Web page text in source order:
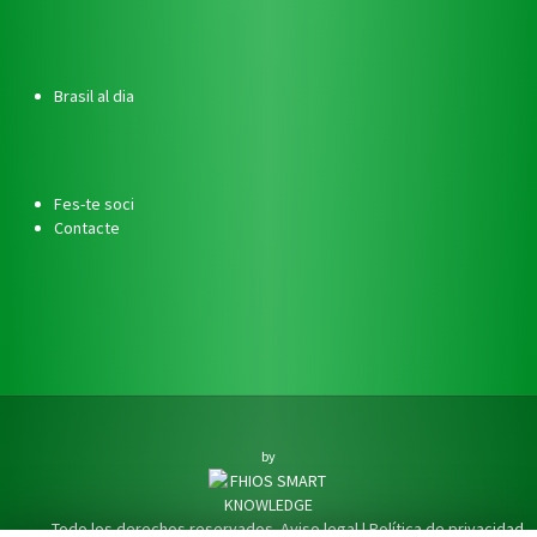
Brasil al dia
Fes-te soci
Contacte
by
Todo los derechos reservados.Aviso legal|Política de privacidad